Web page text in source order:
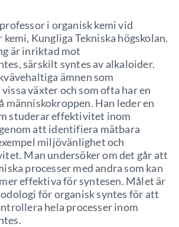
i organisk kemi vid
Kungliga Tekniska högskolan.
är inriktad mot
särskilt syntes av alkaloider.
ämnen som
växter och som ofta har en
människokroppen. Han leder en
studerar effektivitet inom
att identifiera mätbara
miljövänlighet och
Man undersöker om det går att
processer med andra som kan
effektiva för syntesen. Målet är
för organisk syntes för att
hela processer inom